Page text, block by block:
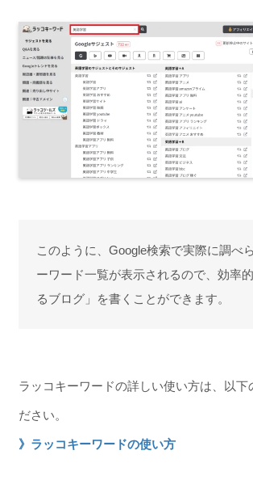
このように、Google検索で実際に調べ
ーワード一覧が表示されるので、効率
るブログ」を書くことができます。
ラッコキーワードの詳しい使い方は、以下
ださい。
》ラッコキーワードの使い方